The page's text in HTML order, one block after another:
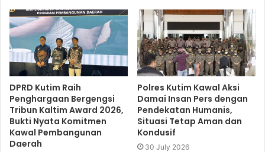
DPRD Kutim Raih
Penghargaan Bergengsi
Tribun Kaltim Award 2026,
Bukti Nyata Komitmen
Kawal Pembangunan
Daerah
Polres Kutim Kawal Aksi
Damai Insan Pers dengan
Pendekatan Humanis,
Situasi Tetap Aman dan
Kondusif
30 July 2026